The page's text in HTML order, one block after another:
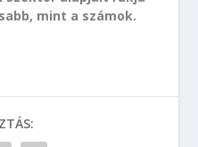
mint a számok.